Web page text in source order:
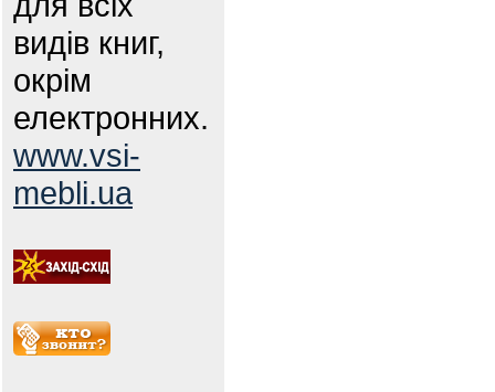
видів книг,
окрім
електронних.
www.vsi-
mebli.ua